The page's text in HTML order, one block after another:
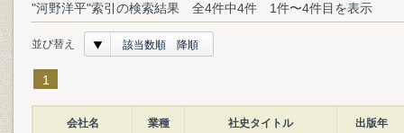
"河野洋平"索引の検索結果 全4件中4件 1件〜4件目を表示
並び替え 該当数順 降順
1
会社名 業種 社史タイトル 出版年